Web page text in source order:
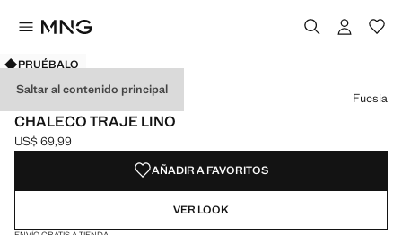
Saltar al contenido principal
PRUÉBALO
CHALECO TRAJE LINO
Precio actual [US$ 69,99 ]
US$ 69,99
Selecciona un color
Color Fucsia seleccionado
Color NegroColor Crudo
Color Azul celeste
Fucsia
AÑADIR A FAVORITOS
VER LOOK